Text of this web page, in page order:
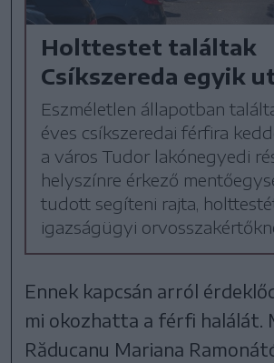
Holttestet találtak
Csíkszereda egyik
Eszméletlen állapotban
éves csíkszeredai férfira
a város Tudor lakónegyedi
helyszínre érkező
tudott segíteni rajta,
igazságügyi
Ennek kapcsán arról
mi okozhatta a férfi halálát.
Răducanu Mariana